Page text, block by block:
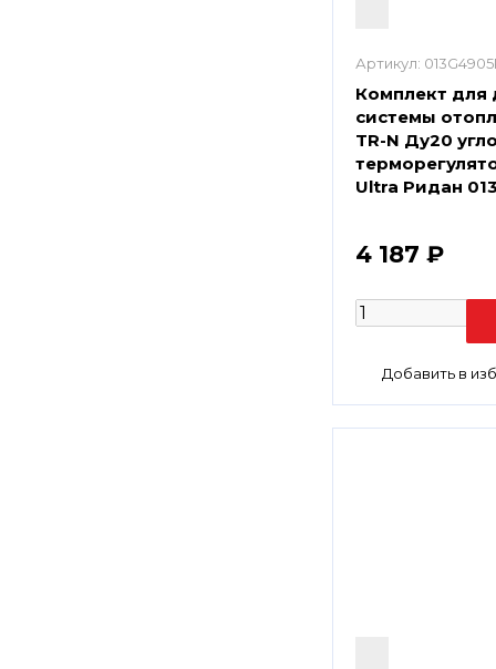
Артикул:
Комплект для
системы
TR-N Ду20
Ultra Ридан
4 187 ₽